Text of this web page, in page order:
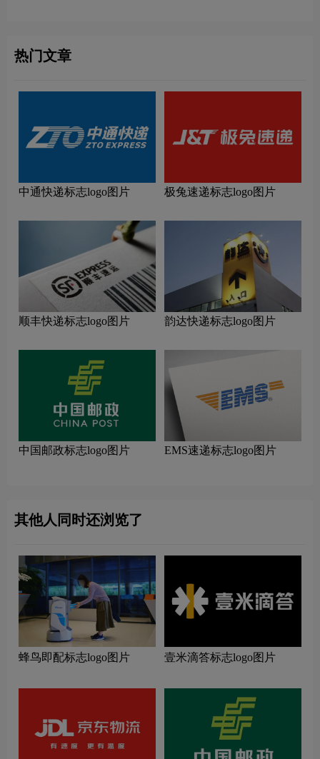
热门文章
中通快递标志logo图片 极兔速递标志logo图片
顺丰快递标志logo图片 韵达快递标志logo图片
中国邮政标志logo图片 EMS速递标志logo图片
其他人同时还浏览了
蜂鸟即配标志logo图片 壹米滴答标志logo图片